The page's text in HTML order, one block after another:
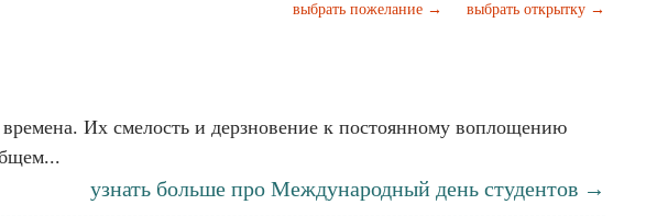
выбрать открытку →
выбрать пожелание →
Их смелость и дерзновение к постоянному воплощению
узнать больше про Международный день студентов →